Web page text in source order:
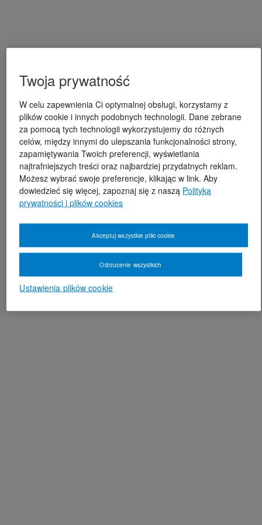
Twoja prywatność
W celu zapewnienia Ci optymalnej obsługi, korzystamy z
plików cookie i innych podobnych technologii. Dane zebrane
za pomocą tych technologii wykorzystujemy do różnych
celów, między innymi do ulepszania funkcjonalności strony,
zapamiętywania Twoich preferencji, wyświetlania
najtrafniejszych treści oraz najbardziej przydatnych reklam.
Możesz wybrać swoje preferencje, klikając w link. Aby
dowiedzieć się więcej, zapoznaj się z naszą Polityką
prywatności i plików cookies
Ustawienia plików cookie
Odrzucenie wszystkich
Akceptuj wszystkie pliki cookie